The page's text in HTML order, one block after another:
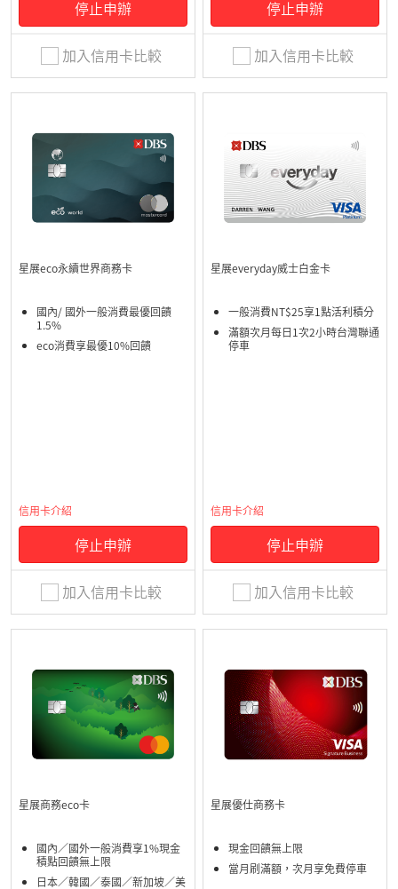
停止申辦
加入信用卡比較
停止申辦
加入信用卡比較
星展eco永續世界商務卡
國內/ 國外一般消費最優回饋
1.5%
eco消費享最優10%回饋
信用卡介紹
停止申辦
加入信用卡比較
星展everyday威士白金卡
一般消費NT$25享1點活利積分
滿額次月每日1次2小時台灣聯通
停車
信用卡介紹
停止申辦
加入信用卡比較
星展商務eco卡
國內／國外一般消費享1%現金
積點回饋無上限
日本／韓國／泰國／新加坡／美
星展優仕商務卡
現金回饋無上限
當月刷滿額，次月享免費停車